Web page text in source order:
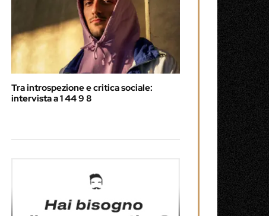
Tra introspezione e critica sociale:
intervista a 1 44 9 8